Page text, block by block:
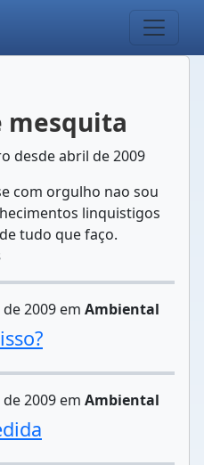
mesquita
desde abril de 2009
com orgulho nao sou
linquistigos
tudo que faço.
2009 em Ambiental
2009 em Ambiental